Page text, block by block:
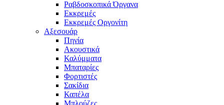
Ραβδοσκοπικά Όργανα
Εκκρεμές
Εκκρεμές Οργονίτη
Αξεσουάρ
Πηνία
Ακουστικά
Καλύμματα
Μπαταρίες
Φορτιστές
Σακίδια
Καπέλα
Μπλούζες